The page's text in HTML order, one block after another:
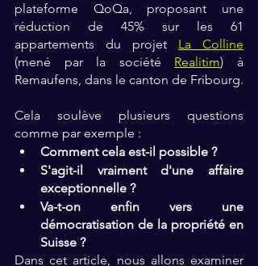
plateforme QoQa, proposant une
réduction de 45% sur les 61
appartements du projet La Colline
(mené par la société Realitim) à
Remaufens, dans le canton de Fribourg.
Cela soulève plusieurs questions
comme par exemple :
Comment cela est-il possible ?
S'agit-il vraiment d'une affaire
exceptionnelle ?
Va-t-on enfin vers une
démocratisation de la propriété en
Suisse ?
Dans cet article, nous allons examiner